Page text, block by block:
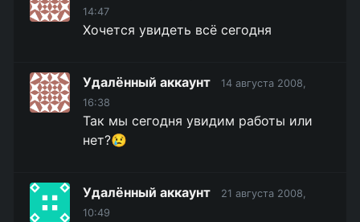
14:47
Хочется увидеть всё сегодня
Удалённый аккаунт
14 августа 2008,
16:38
Так мы сегодня увидим работы или
нет?😢
Удалённый аккаунт
21 августа 2008,
10:49